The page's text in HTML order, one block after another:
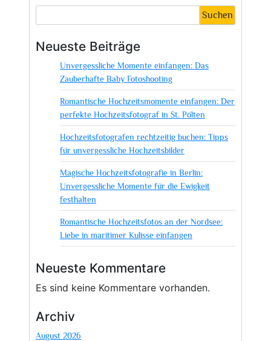
bekannter
Fotografien:
die
Geschichte
schrieben
Suchen
Neueste Beiträge
Unvergessliche Momente einfangen: Das
Zauberhafte Baby Fotoshooting
Romantische Hochzeitsmomente einfangen: Der
perfekte Hochzeitsfotograf in St. Pölten
Hochzeitsfotografen rechtzeitig buchen: Tipps
für unvergessliche Hochzeitsbilder
Magische Hochzeitsfotografie in Berlin:
Unvergessliche Momente für die Ewigkeit
festhalten
Romantische Hochzeitsfotos an der Nordsee:
Liebe in maritimer Kulisse einfangen
Neueste Kommentare
Es sind keine Kommentare vorhanden.
Archiv
August 2026